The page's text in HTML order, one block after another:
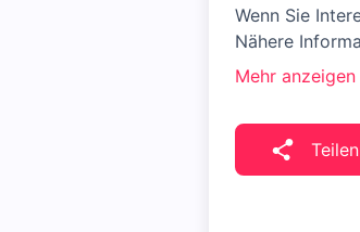
Wenn Sie
Nähere
Mehr anzeigen
Teilen